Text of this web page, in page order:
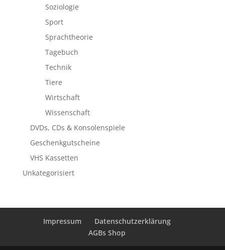
Soziologie
Sport
Sprachtheorie
Tagebuch
Technik
Tiere
Wirtschaft
Wissenschaft
DVDs, CDs & Konsolenspiele
Geschenkgutscheine
VHS Kassetten
Unkategorisiert
Impressum
Datenschutzerklärung
AGBs Shop